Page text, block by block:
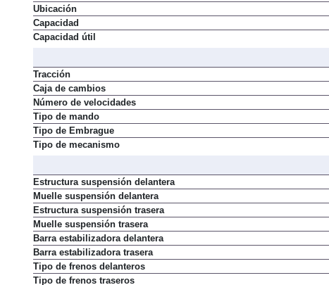
Tipo
Ubicación
Capacidad
Tracción
Caja de cambios
Número de velocidades
Tipo de mando
Tipo de Embrague
Estructura suspensión delantera
Muelle suspensión delantera
Estructura suspensión trasera
Muelle suspensión trasera
Barra estabilizadora delantera
Barra estabilizadora trasera
Tipo de frenos delanteros